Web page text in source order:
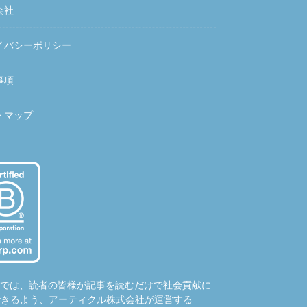
社
バシーポリシー
項
マップ
は、読者の皆様が記事を読むだけで社会貢献に
るよう、アーティクル株式会社が運営する